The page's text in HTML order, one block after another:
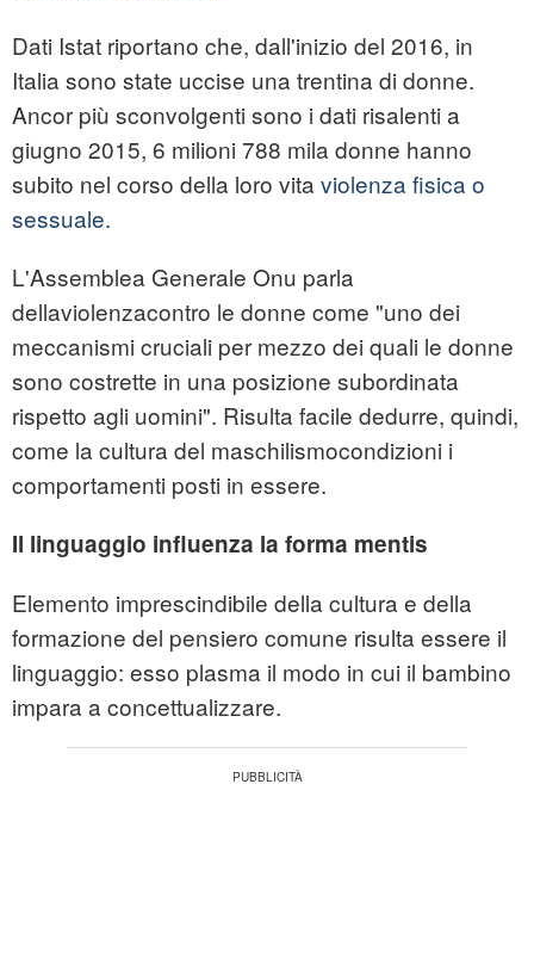
Dati Istat riportano che, dall'inizio del 2016, in
Italia sono state uccise una trentina di donne.
Ancor più sconvolgenti sono i dati risalenti a
giugno 2015, 6 milioni 788 mila donne hanno
subito nel corso della loro vita violenza fisica o
sessuale.
L'Assemblea Generale Onu parla
dellaviolenzacontro le donne come "uno dei
meccanismi cruciali per mezzo dei quali le donne
sono costrette in una posizione subordinata
rispetto agli uomini". Risulta facile dedurre, quindi,
come la cultura del maschilismocondizioni i
comportamenti posti in essere.
Il linguaggio influenza la forma mentis
Elemento imprescindibile della cultura e della
formazione del pensiero comune risulta essere il
linguaggio: esso plasma il modo in cui il bambino
impara a concettualizzare.